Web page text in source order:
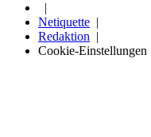
Netiquette
Redaktion
Cookie-Einstellungen